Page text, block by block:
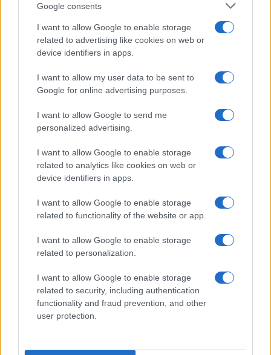
Google consents
I want to allow Google to enable storage
related to advertising like cookies on web or
device identifiers in apps.
I want to allow my user data to be sent to
Google for online advertising purposes.
I want to allow Google to send me
personalized advertising.
I want to allow Google to enable storage
related to analytics like cookies on web or
device identifiers in apps.
I want to allow Google to enable storage
related to functionality of the website or app.
I want to allow Google to enable storage
related to personalization.
I want to allow Google to enable storage
related to security, including authentication
functionality and fraud prevention, and other
user protection.
entra irregolarmente porta violenza
di Teresa Casamichela
8 Agosto 2026, 15:57